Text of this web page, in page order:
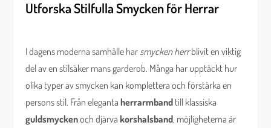
Utforska Stilfulla Smycken för Herrar
I dagens moderna samhälle har smycken herrblivit en viktig
del av en stilsäker mans garderob. Många har upptäckt hur
olika typer av smycken kan komplettera och förstärka en
persons stil. Från elegantaherrarmband till klassiska
guldsmyckenoch djärvakorshalsband, möjligheterna är